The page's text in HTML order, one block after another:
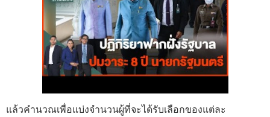
แล้วคำนวณเพื่อแบ่งจำนวนผู้ที่จะได้รับเลือกของแต่ละ